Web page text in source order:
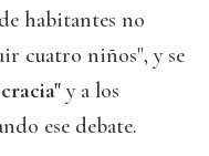
habitantes no
cuatro niños", y se
y a los
ese debate.